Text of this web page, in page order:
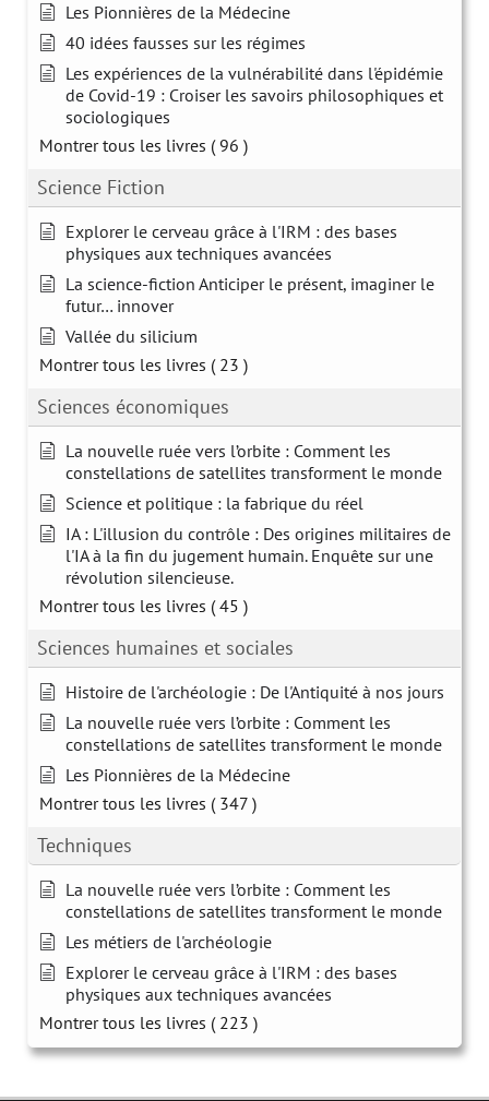
Les Pionnières de la Médecine
40 idées fausses sur les régimes
Les expériences de la vulnérabilité dans l'épidémie
de Covid-19 : Croiser les savoirs philosophiques et
sociologiques
Montrer tous les livres ( 96 )
Science Fiction
Explorer le cerveau grâce à l'IRM : des bases
physiques aux techniques avancées
La science-fiction Anticiper le présent, imaginer le
futur… innover
Vallée du silicium
Montrer tous les livres ( 23 )
Sciences économiques
La nouvelle ruée vers l’orbite : Comment les
constellations de satellites transforment le monde
Science et politique : la fabrique du réel
IA : L'illusion du contrôle : Des origines militaires de
l'IA à la fin du jugement humain. Enquête sur une
révolution silencieuse.
Montrer tous les livres ( 45 )
Sciences humaines et sociales
Histoire de l'archéologie : De l'Antiquité à nos jours
La nouvelle ruée vers l’orbite : Comment les
constellations de satellites transforment le monde
Les Pionnières de la Médecine
Montrer tous les livres ( 347 )
Techniques
La nouvelle ruée vers l’orbite : Comment les
constellations de satellites transforment le monde
Les métiers de l'archéologie
Explorer le cerveau grâce à l'IRM : des bases
physiques aux techniques avancées
Montrer tous les livres ( 223 )